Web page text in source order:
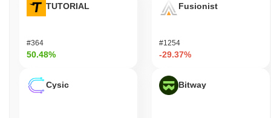
TUTORIAL
#364
50.48%
Cysic
Fusionist
#1254
-29.37%
Bitway